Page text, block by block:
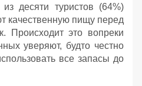
десяти туристов (64%)
качественную пищу перед
Происходит это вопреки
уверяют, будто честно
все запасы до